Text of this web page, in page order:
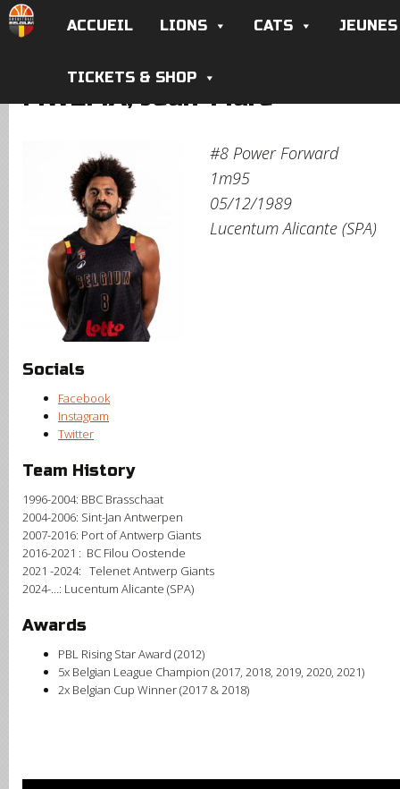
ACCUEIL LIONS CATS JEUNES
TICKETS & SHOP
MWEMA, Jean-Marc
#8 Power Forward
1m95
05/12/1989
Lucentum Alicante (SPA)
Socials
Facebook
Instagram
Twitter
Team History
1996-2004: BBC Brasschaat
2004-2006: Sint-Jan Antwerpen
2007-2016: Port of Antwerp Giants
2016-2021 : BC Filou Oostende
2021 -2024: Telenet Antwerp Giants
2024-…: Lucentum Alicante (SPA)
Awards
PBL Rising Star Award (2012)
5x Belgian League Champion (2017, 2018, 2019, 2020, 2021)
2x Belgian Cup Winner (2017 & 2018)